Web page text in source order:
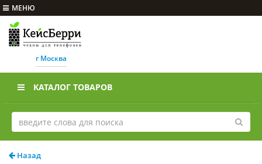
МЕНЮ
г Москва
КАТАЛОГ ТОВАРОВ
Назад